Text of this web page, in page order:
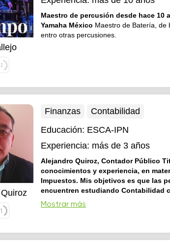
Maestro de percusión desde hace
Yamaha México Maestro de Batería, de
entro otras percusiones.
Finanzas
Contabilidad
Educación: ESCA-IPN
Experiencia: más de 3 años
Alejandro Quiroz, Contador Público
conocimientos y experiencia, en
Impuestos. Mis objetivos es que las
encuentren estudiando Contabilidad
suficientes para enfrentar las
enla vida laboral, día a día.
Mostrar más